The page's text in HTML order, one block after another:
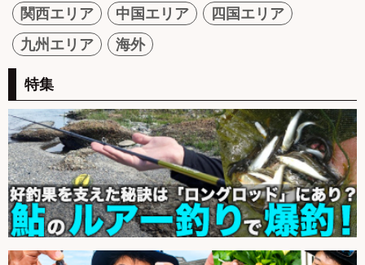
関西エリア
中国エリア
四国エリア
九州エリア
海外
特集